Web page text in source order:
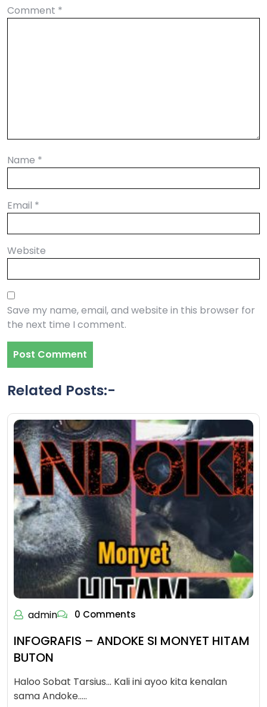
Comment *
Name *
Email *
Website
Save my name, email, and website in this browser for
the next time I comment.
Related Posts:-
admin 0 Comments
INFOGRAFIS – ANDOKE SI MONYET HITAM
BUTON
Haloo Sobat Tarsius... Kali ini ayoo kita kenalan
sama Andoke..…